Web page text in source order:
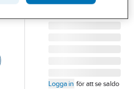
Logga in för att se saldo